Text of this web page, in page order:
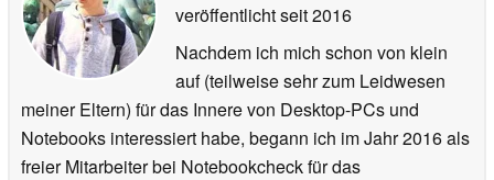
veröffentlichtseit 2016
Nachdem ich mich schon von klein
auf (teilweise sehr zum Leidwesen
meiner Eltern) für das Innere von Desktop-PCs und
Notebooks interessiert habe, begann ich im Jahr 2016 als
freier Mitarbeiter bei Notebookcheck für das